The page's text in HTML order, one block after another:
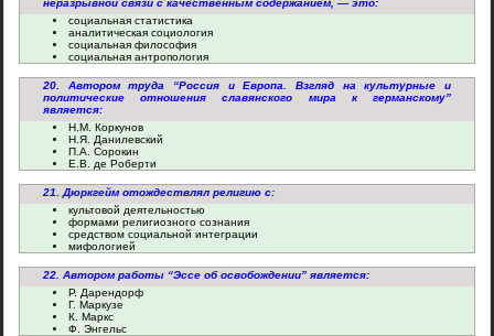
неразрывной связи с качественным содержанием, — это:
социальная статистика
аналитическая социология
социальная философия
социальная антропология
20. Автором труда “Россия и Европа. Взгляд на культурные и
политические отношения славянского мира к германскому”
является:
Н.М. Коркунов
Н.Я. Данилевский
П.А. Сорокин
Е.В. де Роберти
21. Дюркгейм отождествлял религию с:
культовой деятельностью
формами религиозного сознания
средством социальной интеграции
мифологией
22. Автором работы “Эссе об освобождении” является:
Р. Дарендорф
Г. Маркузе
К. Маркс
Ф. Энгельс